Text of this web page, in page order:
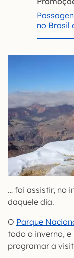
no Brasil
… foi assistir, no
daquele dia.
O Parque
todo o inverno, e
programar a